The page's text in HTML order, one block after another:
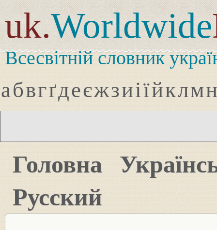
uk.Worldwide
Всесвітній словник
абвгґдеєжзиіїйклмн
Головна
Русский